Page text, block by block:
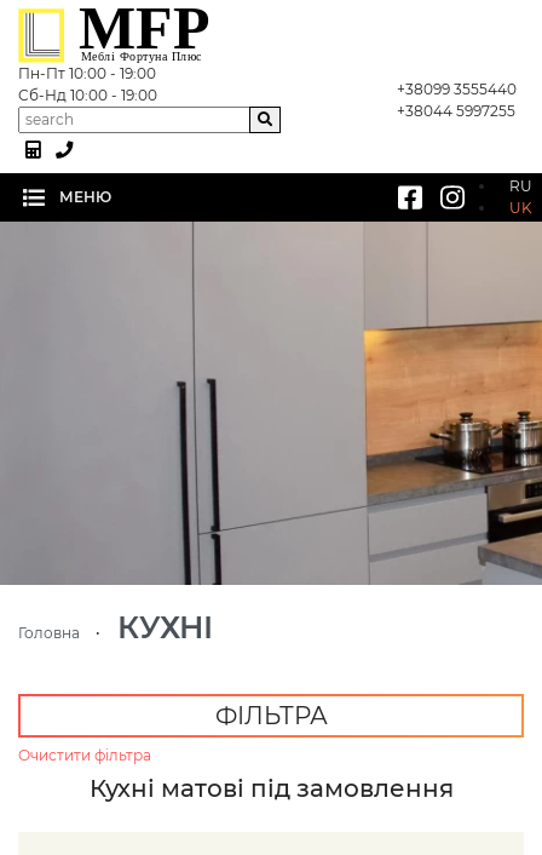
MFP
Меблі Фортуна Плюс
Пн-Пт 10:00 - 19:00
Сб-Нд 10:00 - 19:00
+38099 3555440
+38044 5997255
МЕНЮ
Головна(current)
Каталог
RU
UK
Головна КУХНІ
ФІЛЬТРА
Очистити фільтра
Кухні матові під замовлення